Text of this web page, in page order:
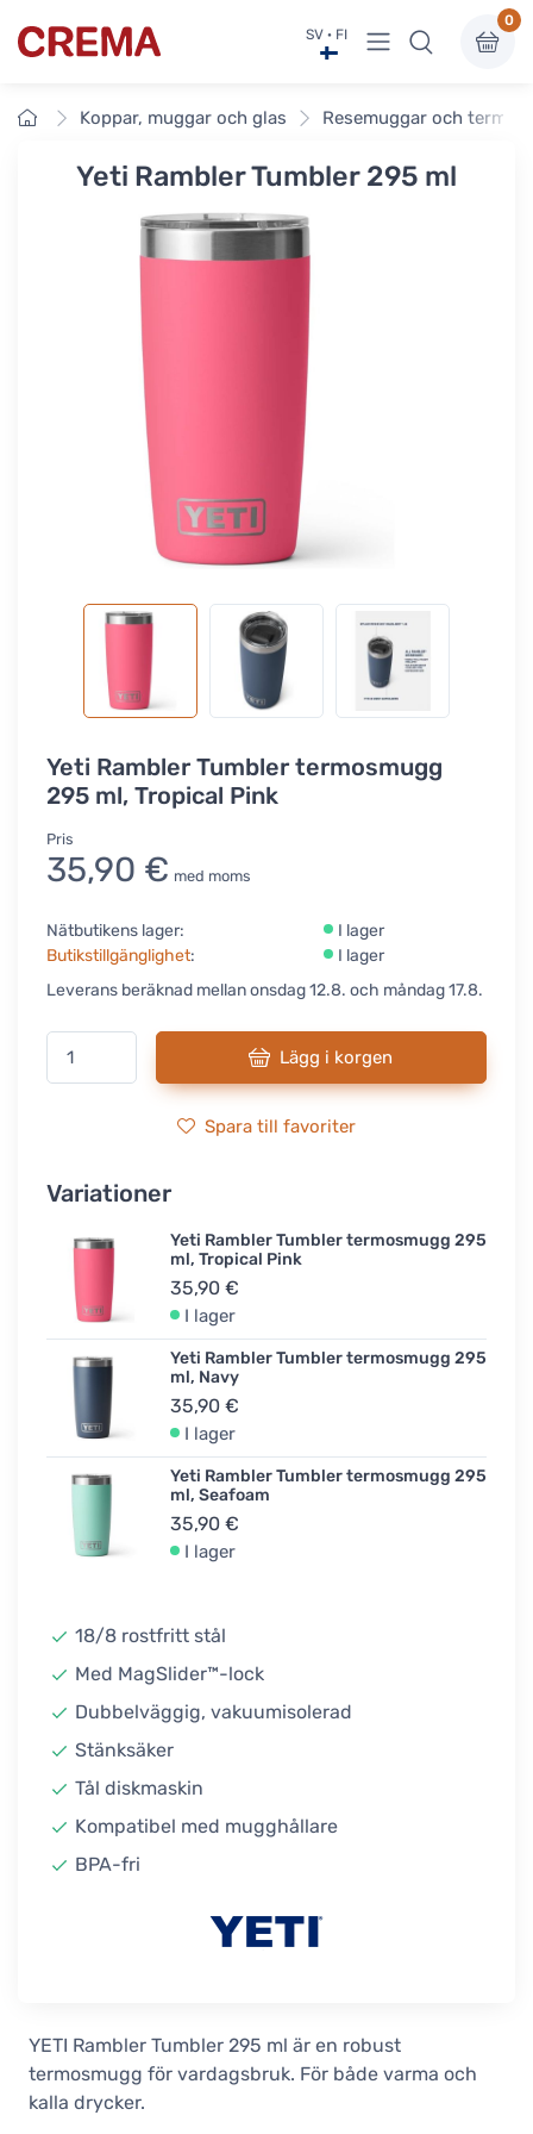
Crema SV · FI Visa undermeny
0
Framsidan
Koppar, muggar och glas Resemuggar och
Yeti Rambler Tumbler 295 ml
Yeti Rambler Tumbler termosmugg
295 ml, Tropical Pink
Pris
35,90 € med moms
Nätbutikens lager:
I lager
Butikstillgänglighet:
I lager
Leverans beräknad mellan onsdag 12.8. och måndag 17.8.
Lägg i korgen
Spara till favoriter
Variationer
Yeti Rambler Tumbler termosmugg 295
ml, Tropical Pink
35,90 €
I lager
Yeti Rambler Tumbler termosmugg 295
ml, Navy
35,90 €
I lager
Yeti Rambler Tumbler termosmugg 295
ml, Seafoam
35,90 €
I lager
18/8 rostfritt stål
Med MagSlider™-lock
Dubbelväggig, vakuumisolerad
Stänksäker
Tål diskmaskin
Kompatibel med mugghållare
BPA-fri
YETI Rambler Tumbler 295 ml är en robust
termosmugg för vardagsbruk. För både varma och
kalla drycker.